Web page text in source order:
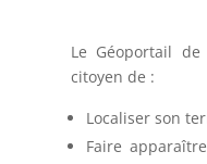
Le Géoportail
citoyen de :
Localiser son
Faire